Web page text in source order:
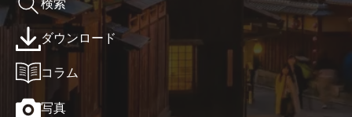
ダウンロード
コラム
写真